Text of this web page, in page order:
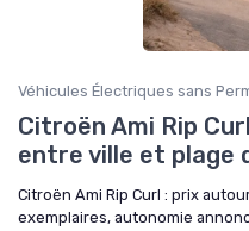
Véhicules Électriques sans
Citroën Ami Rip
entre ville et plage
Citroën Ami Rip Curl : prix
exemplaires, autonomie